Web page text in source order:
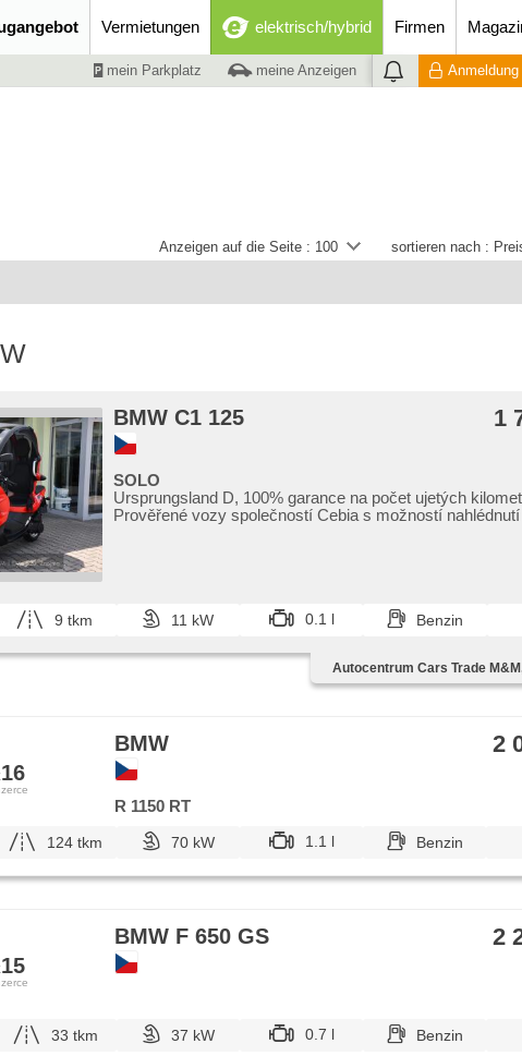
Vermietungen elektrisch/hybrid Firmen
mein Parkplatz meine Anzeigen
sortieren nach :
Anzeigen auf die Seite : 100
BMW C1 125 1
SOLO
Ursprungsland D,​ 100% garance na počet ujetých
Prověřené vozy společností Cebia s možností
9 tkm 11 kW 0.1 l Benzin
Autocentrum Cars Trade
16
BMW 2
R 1150 RT
124 tkm 70 kW 1.1 l Benzin
15
BMW F 650 GS 2
33 tkm 37 kW 0.7 l Benzin